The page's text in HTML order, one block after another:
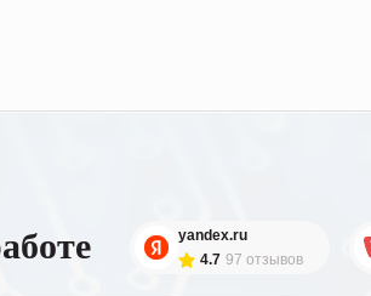
yandex.ru
4.7 97 отзывов